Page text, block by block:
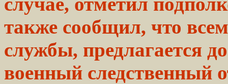
также сообщил, что всем
службы, предлагается
военный следственный